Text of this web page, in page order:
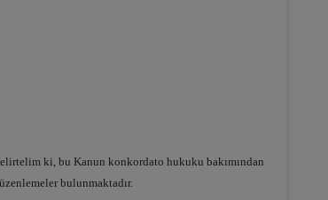
ki, bu Kanun konkordato hukuku bakımından
bulunmaktadır.